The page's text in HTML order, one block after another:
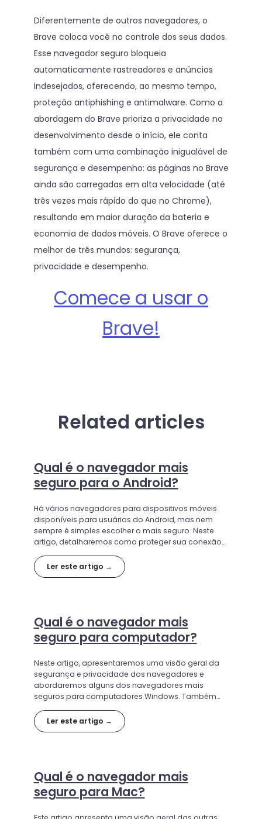
Diferentemente de outros navegadores, o
Brave coloca você no controle dos seus dados.
Esse navegador seguro bloqueia
automaticamente rastreadores e anúncios
indesejados, oferecendo, ao mesmo tempo,
proteção antiphishing e antimalware. Como a
abordagem do Brave prioriza a privacidade no
desenvolvimento desde o início, ele conta
também com uma combinação inigualável de
segurança e desempenho: as páginas no Brave
ainda são carregadas em alta velocidade (até
três vezes mais rápido do que no Chrome),
resultando em maior duração da bateria e
economia de dados móveis. O Brave oferece o
melhor de três mundos: segurança,
privacidade e desempenho.
Comece a usar o
Brave!
Related articles
Qual é o navegador mais
seguro para o Android?
Há vários navegadores para dispositivos móveis
disponíveis para usuários do Android, mas nem
sempre é simples escolher o mais seguro. Neste
artigo, detalharemos como proteger sua conexão
navegador mais seguro para Android.
Ler este artigo →
Qual é o navegador mais
seguro para computador?
Neste artigo, apresentaremos uma visão geral da
segurança e privacidade dos navegadores e
abordaremos alguns dos navegadores mais
seguros para computadores Windows. Também
facilidade de uso.
Ler este artigo →
Qual é o navegador mais
seguro para Mac?